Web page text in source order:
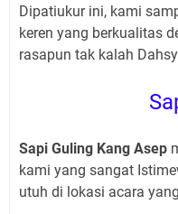
Dipatiukur ini, kami
keren yang berkualitas
rasapun tak kalah
Sapi Guling Kang Asep
kami yang sangat
utuh di lokasi acara